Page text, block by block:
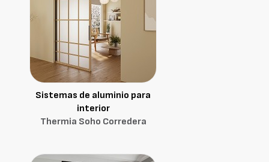
Sistemas de aluminio para
interior
Thermia Soho Corredera